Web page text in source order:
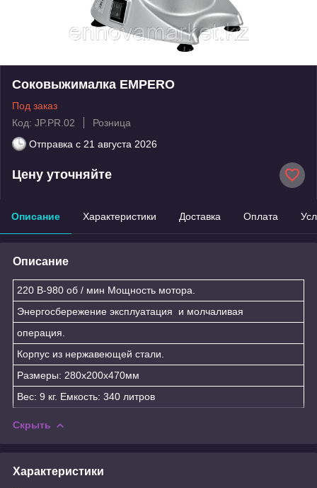
Соковыжималка EMPERO
Под заказ
Код: JP.PR.02
Розница
Отправка с 21 августа 2026
Цену уточняйте
Описание Характеристики Доставка Оплата
Описание
220 В-980 об / мин Мощность мотора.
Энергосбережение эксплуатация и молчаливая
операция.
Корпус из нержавеющей стали.
Размеры: 280х200х470мм
Вес: 9 кг. Емкость: 340 литров
Скрыть
Характеристики